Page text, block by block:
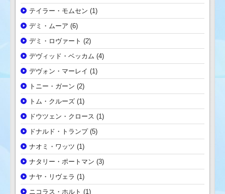
テイラー・モムセン (1)
デミ・ムーア (6)
デミ・ロヴァート (2)
デヴィッド・ベッカム (4)
デヴォン・マーレイ (1)
トニー・ガーン (2)
トム・クルーズ (1)
ドウツェン・クロース (1)
ドナルド・トランプ(5)
ナオミ・ワッツ (1)
ナタリー・ポートマン (3)
ナヤ・リヴェラ (1)
ニコラス・ホルト (1)